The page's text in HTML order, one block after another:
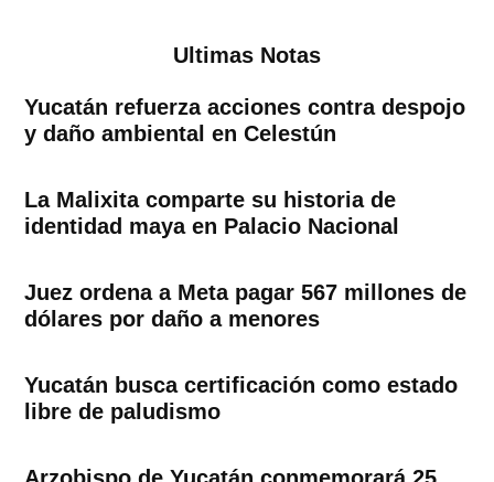
Ultimas Notas
Yucatán refuerza acciones contra despojo
y daño ambiental en Celestún
La Malixita comparte su historia de
identidad maya en Palacio Nacional
Juez ordena a Meta pagar 567 millones de
dólares por daño a menores
Yucatán busca certificación como estado
libre de paludismo